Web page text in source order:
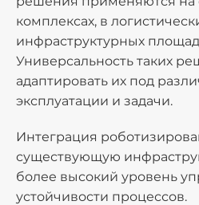
комплексах, в
инфраструктурных
Универсальность таких
адаптировать их под
эксплуатации и задачи.
Интеграция
существующую
более высокий уровень
устойчивости процессов.